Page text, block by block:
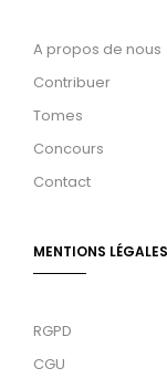
A propos de nous
Contribuer
Tomes
Concours
Contact
MENTIONS LÉGALES
RGPD
CGU